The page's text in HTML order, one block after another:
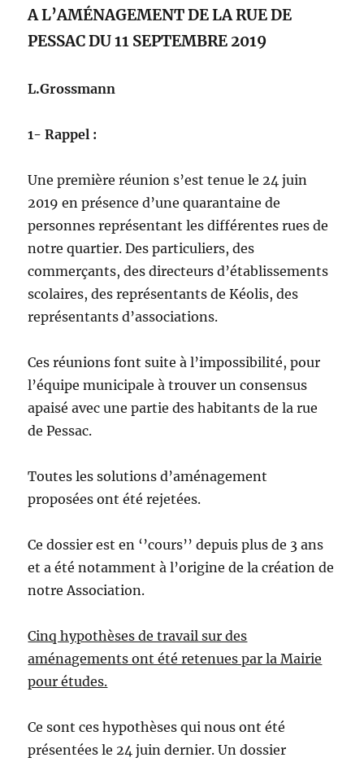
A L’AMÉNAGEMENT DE LA RUE DE
PESSACDU 11 SEPTEMBRE 2019
L.Grossmann
1- Rappel :
Une première réunion s’est tenue le 24 juin
2019 en présence d’une quarantaine de
personnes représentant les différentes rues de
notre quartier. Des particuliers, des
commerçants, des directeurs d’établissements
scolaires, des représentants de Kéolis, des
représentants d’associations.
Ces réunions font suite à l’impossibilité, pour
l’équipe municipale à trouver un consensus
apaisé avec une partie des habitants de la rue
de Pessac.
Toutes les solutions d’aménagement
proposées ont été rejetées.
Ce dossier est en ‘’cours’’ depuis plus de 3 ans
et a été notamment à l’origine de la création de
notre Association.
Cinq hypothèses de travail sur des
aménagements ont été retenues par la Mairie
pour études.
Ce sont ces hypothèses qui nous ont été
présentées le 24 juin dernier. Un dossier